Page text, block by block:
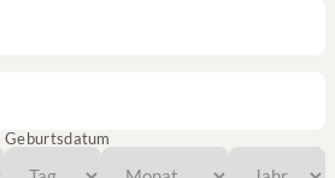
Geburtsdatum